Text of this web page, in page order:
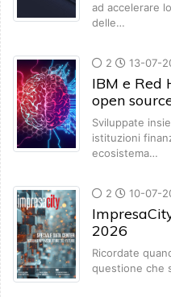
ad accelerare
delle…
2 13-07-
IBM e Red
open
Sviluppate
istituzioni
ecosistema…
2 10-07-
2026
Ricordate
questione che